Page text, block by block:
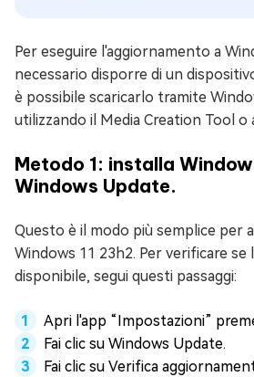
Per eseguire l'aggiornamento a
necessario disporre di un
è possibile scaricarlo tramite
utilizzando il Media Creation Tool o
Metodo 1: installa
Windows Update.
Questo è il modo più semplice per
Windows 11 23h2. Per verificare
disponibile, segui questi passaggi:
Apri l'app “Impostazioni”
Fai clic su Windows Update.
Fai clic su Verifica